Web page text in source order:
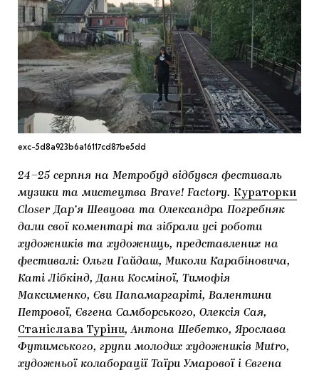
МАРІУПОЛЬСЬКІ МАРГІНАЛІЇ
ДОСЛІДНИЦЬКА ПЛАТФОРМА
ЗАПАЛЕННЯ
CARPATHIAN CULT ПРО РІЗДВЯНІ СВЯТА
exc-5d8a923b6a16117cd87be5dd
24–25 серпня на Метробуд відбувся фестиваль
музики та мистецтва Brave! Factory. Кураторки
Closer Дар’я Шевцова та Олександра Погребняк
дали свої коментарі та зібрали усі роботи
художників та художниць, представлених на
фестивалі: Ольги Гайдаш, Миколи Карабіновича,
Каті Лібкінд, Дани Косміної, Тимофія
Максименко, Єви Папамаргаріті, Валентини
Петрової, Євгена Самборського, Олексія Сая,
Станіслава Туріни, Антона Шебетко, Ярослава
Футимського, групи молодих художників Mutro,
художньої колаборації Таїри Умарової і Євгена